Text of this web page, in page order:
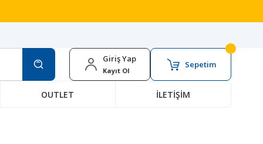
Giriş Yap
Kayıt Ol
Sepetim
OUTLET İLETİŞİM